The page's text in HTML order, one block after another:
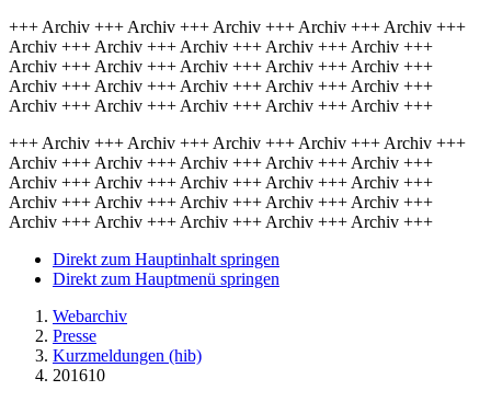
+++ Archiv +++ Archiv +++ Archiv +++ Archiv +++ Archiv +++
Archiv +++ Archiv +++ Archiv +++ Archiv +++ Archiv +++
Archiv +++ Archiv +++ Archiv +++ Archiv +++ Archiv +++
Archiv +++ Archiv +++ Archiv +++ Archiv +++ Archiv +++
Archiv +++ Archiv +++ Archiv +++ Archiv +++ Archiv +++
+++ Archiv +++ Archiv +++ Archiv +++ Archiv +++ Archiv +++
Archiv +++ Archiv +++ Archiv +++ Archiv +++ Archiv +++
Archiv +++ Archiv +++ Archiv +++ Archiv +++ Archiv +++
Archiv +++ Archiv +++ Archiv +++ Archiv +++ Archiv +++
Archiv +++ Archiv +++ Archiv +++ Archiv +++ Archiv +++
Direkt zum Hauptinhalt springen
Direkt zum Hauptmenü springen
Webarchiv
Presse
Kurzmeldungen (hib)
201610